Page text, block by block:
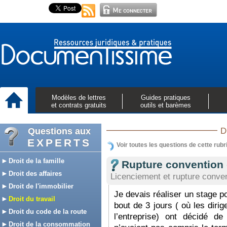
Modèles de lettres
et contrats gratuits
Guides pratiques
outils et barèmes
Questions aux
EXPERTS
Droit de la famille
Droit des affaires
Droit de l'immobilier
Droit du travail
Droit du code de la route
Droit de la consommation
Voir toutes les questions de cette
Rupture
Licenciement et rupture
Je devais réaliser un stage
bout de 3 jours ( où les
l’entreprise) ont décidé